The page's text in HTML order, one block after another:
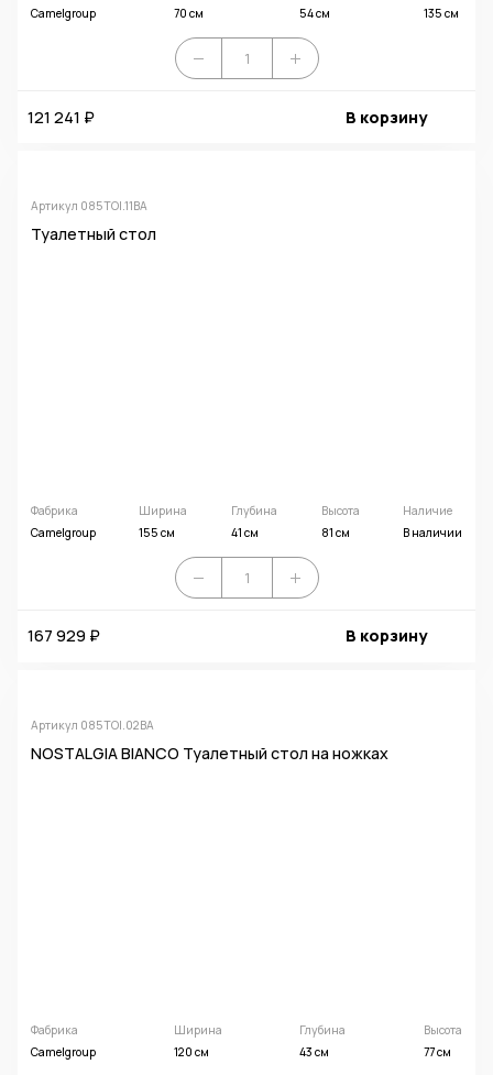
Camelgroup
70 см
54 см
135 см
121 241 ₽ В корзину
Артикул 085TOI.11BA
Туалетный стол
Фабрика
Camelgroup
Ширина
155 см
Глубина
41 см
Высота
81 см
Наличие
В наличии
167 929 ₽ В корзину
Артикул 085TOI.02BA
NOSTALGIA BIANCO Туалетный стол на ножках
Фабрика
Camelgroup
Ширина
120 см
Глубина
43 см
Высота
77 см